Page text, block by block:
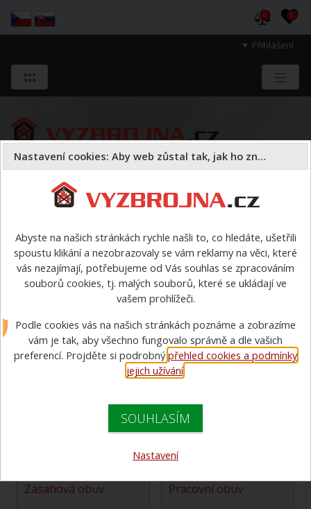
Přihlášení
0 0
a majetek druhých.
Obuv
Obuv
F5 prací prostředek
prací prostredek
390 Kč s DPH
zásahová obuv pracovní obuv
Nastavení cookies: Aby web zůstal tak, jak ho znáte
Abyste na našich stránkách rychle našli to, co hledáte, ušetřili
spoustu klikání a nezobrazovaly se vám reklamy na věci, které
vás nezajímají, potřebujeme od Vás souhlas se zpracováním
souborů cookies, tj. malých souborů, které se ukládají ve
vašem prohlížeči.
Podle cookies vás na našich stránkách poznáme a zobrazíme
vám je tak, aby všechno fungovalo správně a dle vašich
preferencí. Projděte si podrobnýpřehled cookies a podmínky
jejich užívání.
SOUHLASÍM
Nastavení